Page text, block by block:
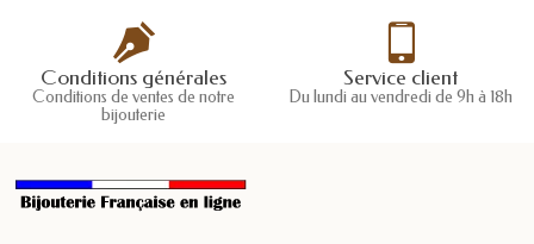
Conditions générales
Conditions de ventes de notre
bijouterie
Service client
Du lundi au vendredi de 9h à 18h